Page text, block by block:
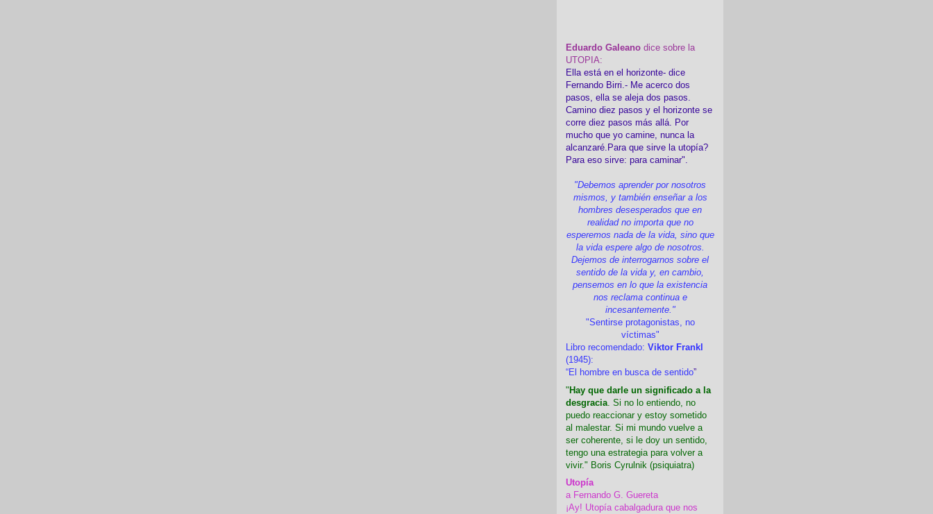
Eduardo Galeano dice sobre la
UTOPIA:
Ella está en el horizonte- dice
Fernando Birri.- Me acerco dos
pasos, ella se aleja dos pasos.
Camino diez pasos y el horizonte se
corre diez pasos más allá. Por
mucho que yo camine, nunca la
alcanzaré.Para que sirve la utopía?
Para eso sirve: para caminar".
"Debemos aprender por nosotros
mismos, y también enseñar a los
hombres desesperados que en
realidad no importa que no
esperemos nada de la vida, sino que
la vida espere algo de nosotros.
Dejemos de interrogarnos sobre el
sentido de la vida y, en cambio,
pensemos en lo que la existencia
nos reclama continua e
incesantemente."
"Sentirse protagonistas, no
víctimas"
Libro recomendado: Viktor Frankl
(1945):
“El hombre en busca de sentido”
" Hay que darle un significado a la
desgracia. Si no lo entiendo, no
puedo reaccionar y estoy sometido
al malestar. Si mi mundo vuelve a
ser coherente, si le doy un sentido,
tengo una estrategia para volver a
vivir." Boris Cyrulnik (psiquiatra)
Utopía
a Fernando G. Guereta
¡Ay! Utopía cabalgadura que nos